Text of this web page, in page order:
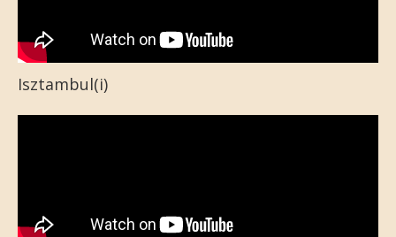
Isztambul(i)